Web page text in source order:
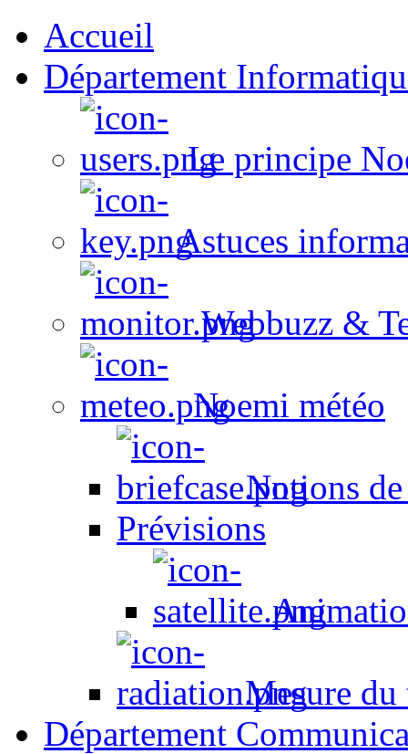
Accueil
Département
Le principe
Astuces
Webbuzz &
Noemi météo
Notions
Prévisions
Mesure du
Département